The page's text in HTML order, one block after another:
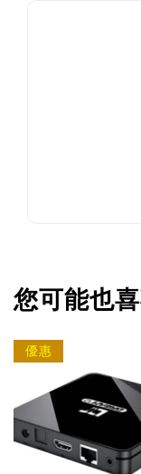
您可能也
優惠